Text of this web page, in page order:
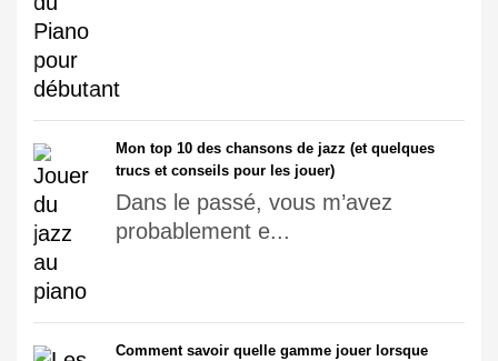
Mon top 10 des chansons de jazz (et quelques
trucs et conseils pour les jouer)
Dans le passé, vous m’avez
probablement e...
Comment savoir quelle gamme jouer lorsque